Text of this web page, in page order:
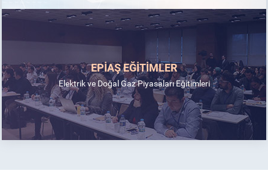
EPİAŞ EĞİTİMLER
Elektrik ve Doğal Gaz Piyasaları Eğitimleri